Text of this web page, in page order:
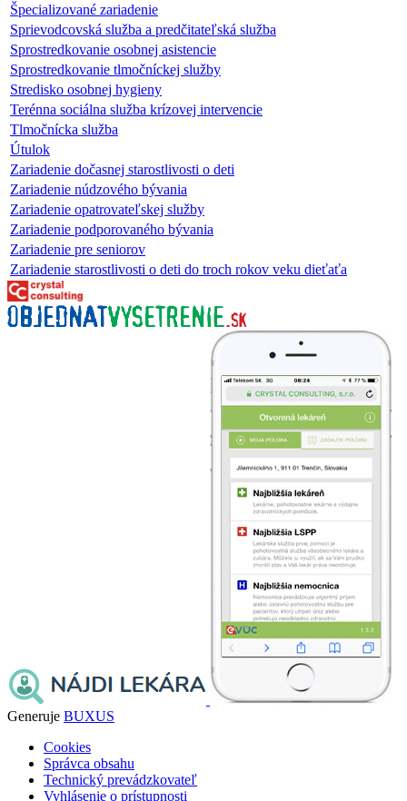
Špecializované zariadenie
Sprievodcovská služba a predčitateľská služba
Sprostredkovanie osobnej asistencie
Sprostredkovanie tlmočníckej služby
Stredisko osobnej hygieny
Terénna sociálna služba krízovej intervencie
Tlmočnícka služba
Útulok
Zariadenie dočasnej starostlivosti o deti
Zariadenie núdzového bývania
Zariadenie opatrovateľskej služby
Zariadenie podporovaného bývania
Zariadenie pre seniorov
Zariadenie starostlivosti o deti do troch rokov veku dieťaťa
Generuje BUXUS
Cookies
Správca obsahu
Technický prevádzkovateľ
Vyhlásenie o prístupnosti